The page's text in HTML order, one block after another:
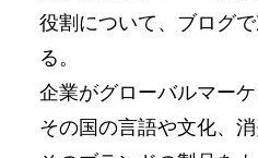
役割について、ブログ
る。
企業がグローバルマーケ
その国の言語や文化、